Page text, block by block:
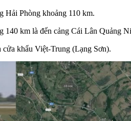
Hải Phòng khoảng 110 km.
140 km là đến cảng Cái Lân Quảng
khẩu Việt-Trung (Lạng Sơn).